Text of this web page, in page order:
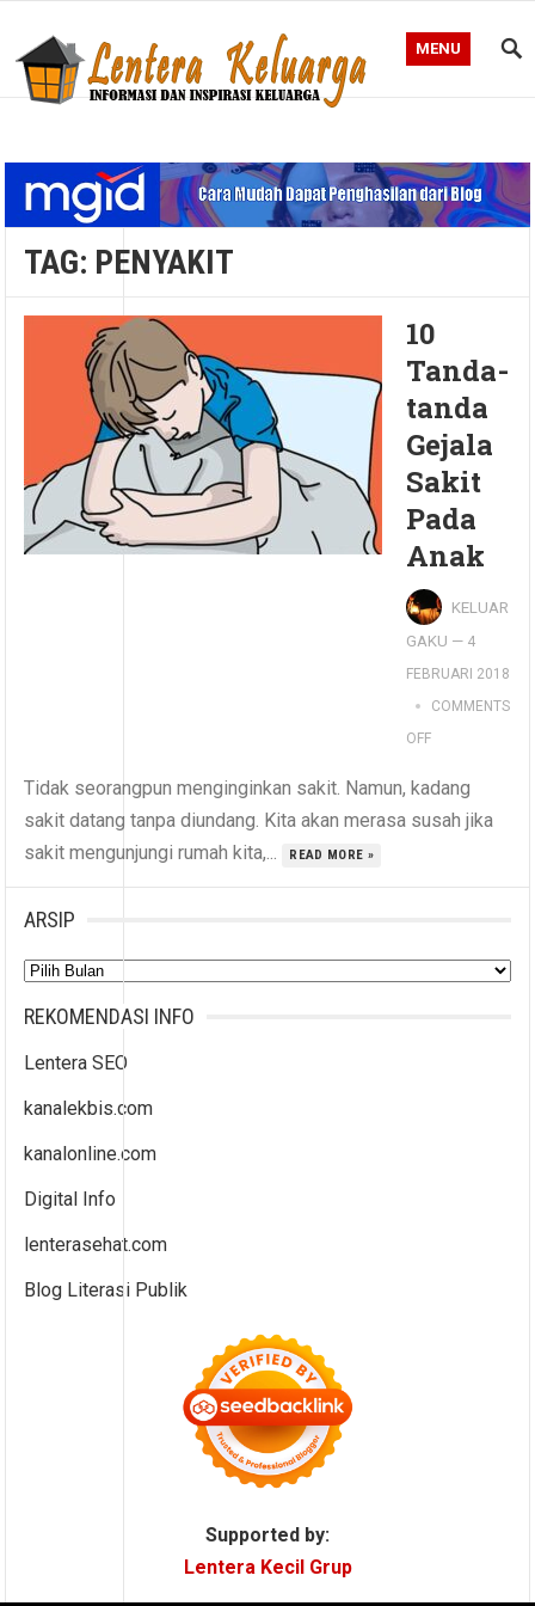
MENU
TAG: PENYAKIT
10
Tanda-
tanda
Gejala
Sakit
Pada
Anak
KELUAR
GAKU — 4
FEBRUARI 2018
COMMENTS
OFF
Tidak seorangpun menginginkan sakit. Namun, kadang
sakit datang tanpa diundang. Kita akan merasa susah jika
sakit mengunjungi rumah kita,...
READ MORE »
ARSIP
Arsip
REKOMENDASI INFO
Lentera SEO
kanalekbis.com
kanalonline.com
Digital Info
lenterasehat.com
Blog Literasi Publik
Supported by:
Lentera Kecil Grup